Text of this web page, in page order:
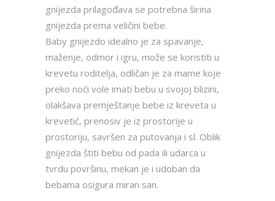
gnijezda prilagođava se potrebna širina
gnijezda prema veličini bebe.
Baby gnijezdo idealno je za spavanje,
maženje, odmor i igru, može se koristiti u
krevetu roditelja, odličan je za mame koje
preko noći vole imati bebu u svojoj blizini,
olakšava premještanje bebe iz kreveta u
krevetić, prenosiv je iz prostorije u
prostoriju, savršen za putovanja i sl. Oblik
gnijezda štiti bebu od pada ili udarca u
tvrdu površinu, mekan je i udoban da
bebama osigura miran san.